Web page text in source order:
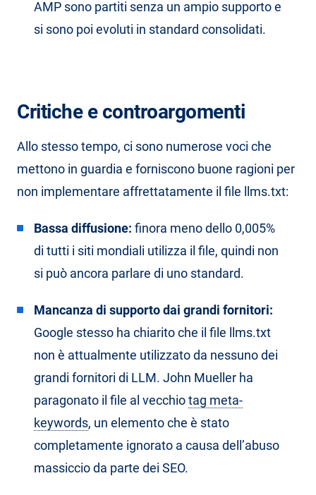
AMP sono partiti senza un ampio supporto e
si sono poi evoluti in standard consolidati.
Critiche e controargomenti
Allo stesso tempo, ci sono numerose voci che
mettono in guardia e forniscono buone ragioni per
non implementare affrettatamente il file llms.txt:
Bassa diffusione: finora meno dello 0,005%
di tutti i siti mondiali utilizza il file, quindi non
si può ancora parlare di uno standard.
Mancanza di supporto dai grandi fornitori:
Google stesso ha chiarito che il file llms.txt
non è attualmente utilizzato da nessuno dei
grandi fornitori di LLM. John Mueller ha
paragonato il file al vecchiotag meta-
keywords, un elemento che è stato
completamente ignorato a causa dell’abuso
massiccio da parte dei SEO.